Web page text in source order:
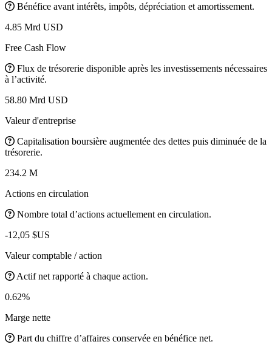
Bénéfice avant intérêts, impôts, dépréciation et amortissement.
4.85 Mrd USD
Free Cash Flow
Flux de trésorerie disponible après les investissements nécessaires
à l’activité.
58.80 Mrd USD
Valeur d'entreprise
Capitalisation boursière augmentée des dettes puis diminuée de la
trésorerie.
234.2 M
Actions en circulation
Nombre total d’actions actuellement en circulation.
-12,05 $US
Valeur comptable / action
Actif net rapporté à chaque action.
0.62%
Marge nette
Part du chiffre d’affaires conservée en bénéfice net.